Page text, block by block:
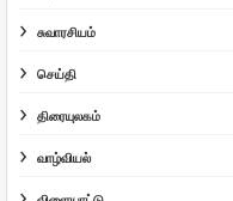
சுவாரசியம்
செய்தி
திரையுலகம்
வாழ்வியல்